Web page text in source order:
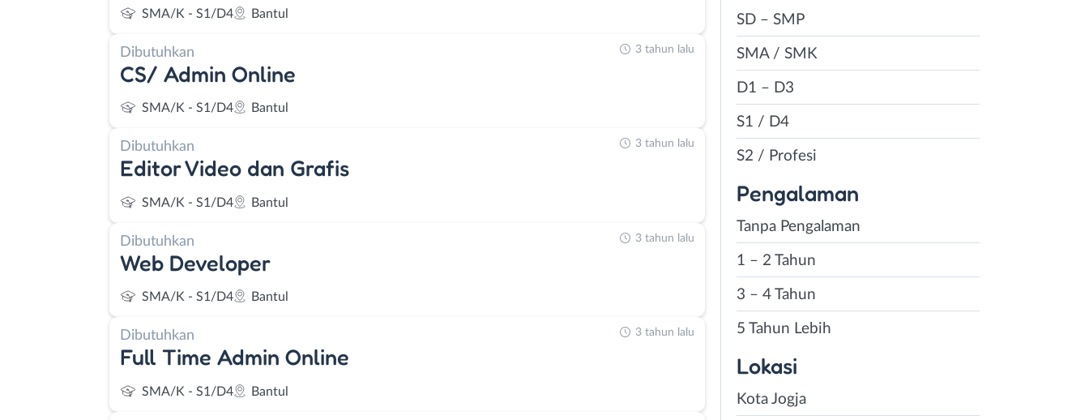
SMA/K - S1/D4 Bantul
Dibutuhkan
CS/ Admin Online
SMA/K - S1/D4 Bantul
3 tahun lalu
Dibutuhkan
Editor Video dan Grafis
SMA/K - S1/D4 Bantul
3 tahun lalu
Dibutuhkan
Web Developer
SMA/K - S1/D4 Bantul
3 tahun lalu
Dibutuhkan
Full Time Admin Online
SMA/K - S1/D4 Bantul
3 tahun lalu
SD – SMP
SMA / SMK
D1 – D3
S1 / D4
S2 / Profesi
Pengalaman
Tanpa Pengalaman
1 – 2 Tahun
3 – 4 Tahun
5 Tahun Lebih
Lokasi
Kota Jogja